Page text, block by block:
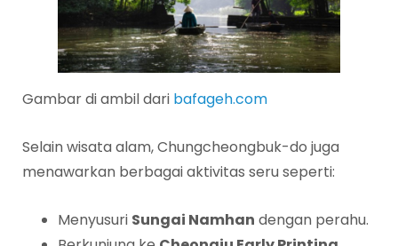
Gambar di ambil dari bafageh.com
Selain wisata alam, Chungcheongbuk-do juga
menawarkan berbagai aktivitas seru seperti:
Menyusuri Sungai Namhan dengan perahu.